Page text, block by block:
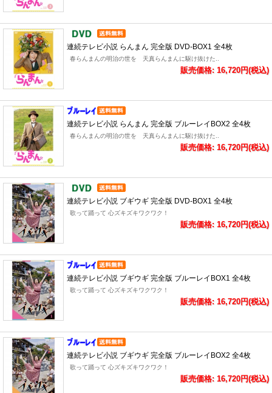
連続テレビ小説 らんまん 完全版 DVD-BOX1 全4枚
春らんまんの明治の世を 天真らんまんに駆け抜けた..
販売価格: 16,720円(税込)
連続テレビ小説 らんまん 完全版 ブルーレイBOX2 全4枚
春らんまんの明治の世を 天真らんまんに駆け抜けた..
販売価格: 16,720円(税込)
連続テレビ小説 ブギウギ 完全版 DVD-BOX1 全4枚
歌って踊って 心ズキズキワクワク！
販売価格: 16,720円(税込)
連続テレビ小説 ブギウギ 完全版 ブルーレイBOX1 全4枚
歌って踊って 心ズキズキワクワク！
販売価格: 16,720円(税込)
連続テレビ小説 ブギウギ 完全版 ブルーレイBOX2 全4枚
歌って踊って 心ズキズキワクワク！
販売価格: 16,720円(税込)